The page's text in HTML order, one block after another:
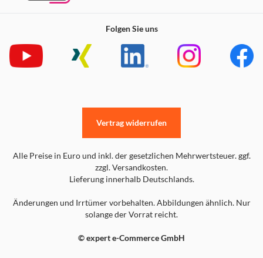
Folgen Sie uns
Alle Preise in Euro und inkl. der gesetzlichen Mehrwertsteuer. ggf.
zzgl. Versandkosten.
Lieferung innerhalb Deutschlands.
Änderungen und Irrtümer vorbehalten. Abbildungen ähnlich. Nur
solange der Vorrat reicht.
© expert e-Commerce GmbH
Vertrag widerrufen